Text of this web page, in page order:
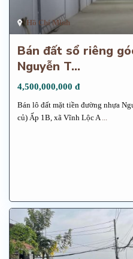
Hồ Chí Minh
Bán đất sổ riêng
Nguyễn T...
4,500,000,000 đ
Bán lô đất mặt tiền đường nhựa
củ) Ấp 1B, xã Vĩnh Lộc A